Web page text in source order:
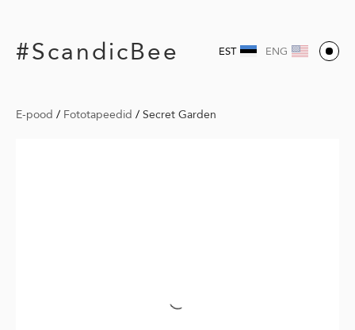
#ScandicBee EST ENG
E-pood / Fototapeedid / Secret Garden